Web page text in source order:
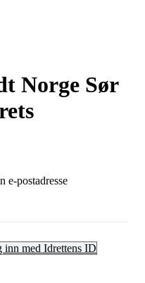
Norge Sør
e-postadresse
inn med Idrettens ID